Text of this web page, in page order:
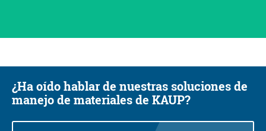
¿Ha oído hablar de nuestras soluciones de
manejo de materiales de KAUP?